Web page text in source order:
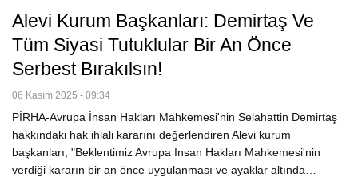
Alevi Kurum Başkanları: Demirtaş Ve
Tüm Siyasi Tutuklular Bir An Önce
Serbest Bırakılsın!
06 Kasım 2025 - 09:34
PİRHA-Avrupa İnsan Hakları Mahkemesi'nin Selahattin Demirtaş
hakkındaki hak ihlali kararını değerlendiren Alevi kurum
başkanları, "Beklentimiz Avrupa İnsan Hakları Mahkemesi'nin
verdiği kararın bir an önce uygulanması ve ayaklar altında…